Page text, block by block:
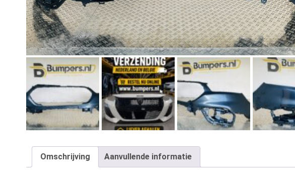
Omschrijving Aanvullende informatie